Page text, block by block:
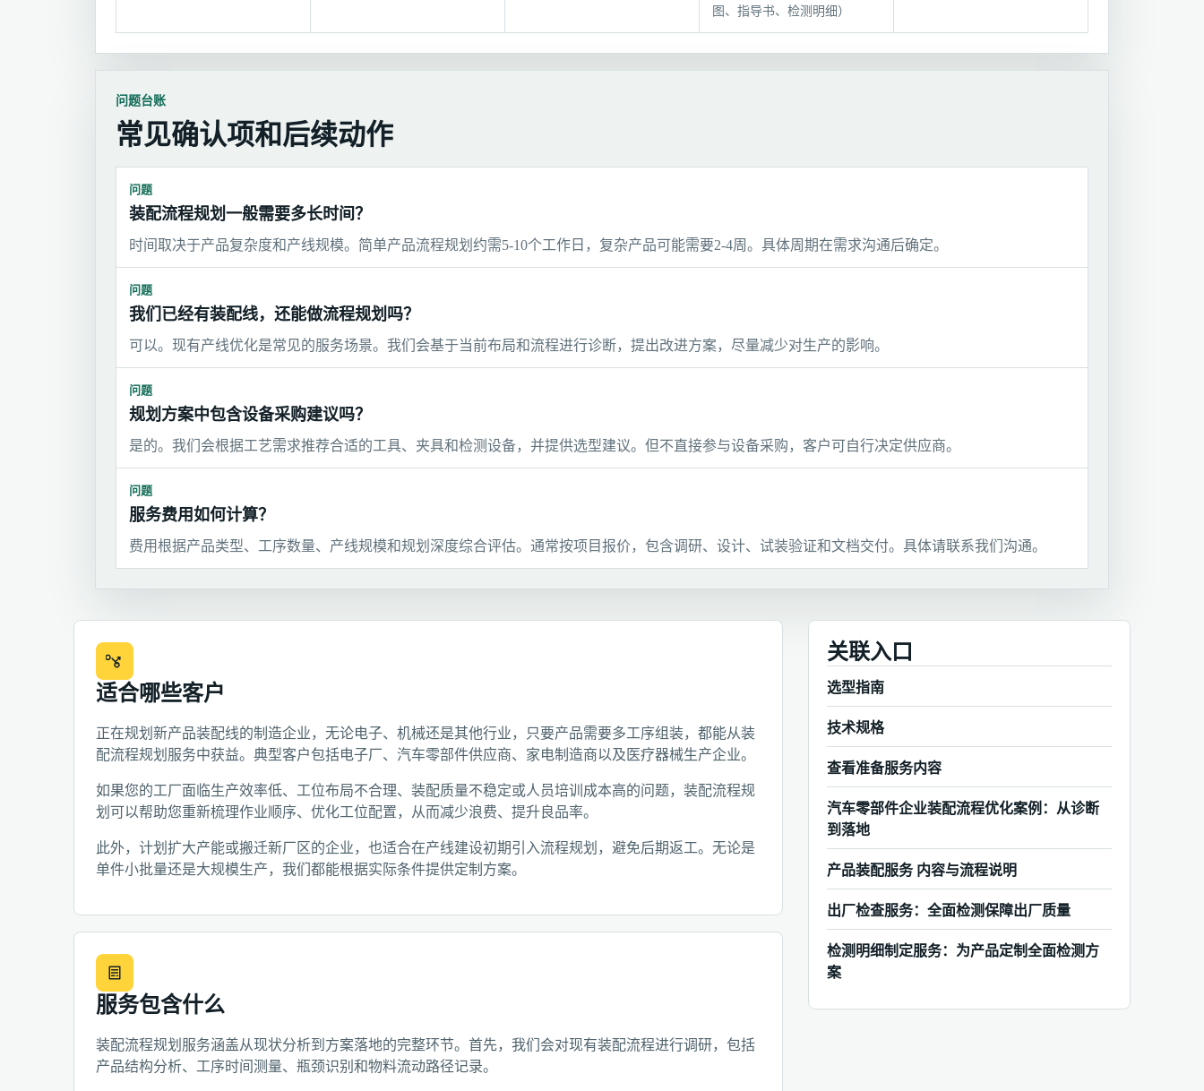
图、指导书、检测明细）
问题台账
常见确认项和后续动作
问题
装配流程规划一般需要多长时间？
时间取决于产品复杂度和产线规模。简单产品流程规划约需5-10个工作日，复杂产品可能需要2-4周。具体周期在需求沟通后确定。
问题
我们已经有装配线，还能做流程规划吗？
可以。现有产线优化是常见的服务场景。我们会基于当前布局和流程进行诊断，提出改进方案，尽量减少对生产的影响。
问题
规划方案中包含设备采购建议吗？
是的。我们会根据工艺需求推荐合适的工具、夹具和检测设备，并提供选型建议。但不直接参与设备采购，客户可自行决定供应商。
问题
服务费用如何计算？
费用根据产品类型、工序数量、产线规模和规划深度综合评估。通常按项目报价，包含调研、设计、试装验证和文档交付。具体请联系我们沟通。
适合哪些客户
正在规划新产品装配线的制造企业，无论电子、机械还是其他行业，只要产品需要多工序组装，都能从装
配流程规划服务中获益。典型客户包括电子厂、汽车零部件供应商、家电制造商以及医疗器械生产企业。
如果您的工厂面临生产效率低、工位布局不合理、装配质量不稳定或人员培训成本高的问题，装配流程规
划可以帮助您重新梳理作业顺序、优化工位配置，从而减少浪费、提升良品率。
此外，计划扩大产能或搬迁新厂区的企业，也适合在产线建设初期引入流程规划，避免后期返工。无论是
单件小批量还是大规模生产，我们都能根据实际条件提供定制方案。
服务包含什么
装配流程规划服务涵盖从现状分析到方案落地的完整环节。首先，我们会对现有装配流程进行调研，包括
产品结构分析、工序时间测量、瓶颈识别和物料流动路径记录。
关联入口
选型指南
技术规格
查看准备服务内容
汽车零部件企业装配流程优化案例：从诊断
到落地
产品装配服务 内容与流程说明
出厂检查服务：全面检测保障出厂质量
检测明细制定服务：为产品定制全面检测方
案